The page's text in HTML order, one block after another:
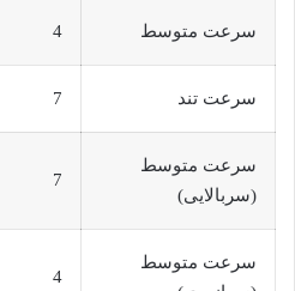
سرعت متوسط 4
سرعت تند 7
سرعت متوسط
(سربالایی)
7
سرعت متوسط
4